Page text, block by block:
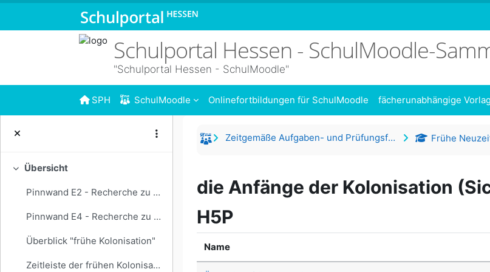
Zum Hauptinhalt
Einklappen
Übersicht
Pinnwand E2 - Recherche zu euren Leitfragen.
Pinnwand E4 - Recherche zu euren Leitfragen
Überblick "frühe Kolonisation"
Zeitleiste der frühen Kolonisation
Schulportal Hessen - SchulMoodle-
"Schulportal Hessen - SchulMoodle"
SPH SchulMoodle Onlinefortbildungen für SchulMoodle fächerunabhängige
Zeitgemäße Aufgaben- und Prüfungsformate Frühe
die Anfänge der Kolonisation
H5P
Name